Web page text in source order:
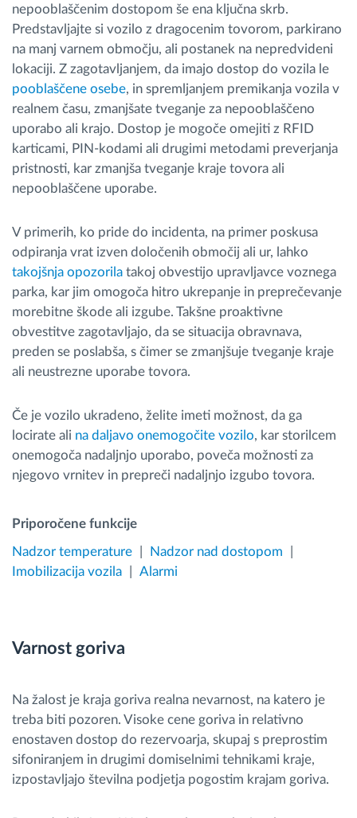
nepooblaščenim dostopom še ena ključna skrb.
Predstavljajte si vozilo z dragocenim tovorom, parkirano
na manj varnem območju, ali postanek na nepredvideni
lokaciji. Z zagotavljanjem, da imajo dostop do vozila le
pooblaščene osebe, in spremljanjem premikanja vozila v
realnem času, zmanjšate tveganje za nepooblaščeno
uporabo ali krajo. Dostop je mogoče omejiti z RFID
karticami, PIN-kodami ali drugimi metodami preverjanja
pristnosti, kar zmanjša tveganje kraje tovora ali
nepooblaščene uporabe.
V primerih, ko pride do incidenta, na primer poskusa
odpiranja vrat izven določenih območij ali ur, lahko
takojšnja opozorila takoj obvestijo upravljavce voznega
parka, kar jim omogoča hitro ukrepanje in preprečevanje
morebitne škode ali izgube. Takšne proaktivne
obvestitve zagotavljajo, da se situacija obravnava,
preden se poslabša, s čimer se zmanjšuje tveganje kraje
ali neustrezne uporabe tovora.
Če je vozilo ukradeno, želite imeti možnost, da ga
locirate ali na daljavo onemogočite vozilo, kar storilcem
onemogoča nadaljnjo uporabo, poveča možnosti za
njegovo vrnitev in prepreči nadaljnjo izgubo tovora.
Priporočene funkcije
Nadzor temperature
Nadzor nad dostopom
Imobilizacija vozila
Alarmi
Varnost goriva
Na žalost je kraja goriva realna nevarnost, na katero je
treba biti pozoren. Visoke cene goriva in relativno
enostaven dostop do rezervoarja, skupaj s preprostim
sifoniranjem in drugimi domiselnimi tehnikami kraje,
izpostavljajo številna podjetja pogostim krajam goriva.